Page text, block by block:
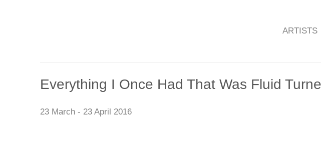
ARTISTS
Everything I Once Had That Was Fluid
23 March - 23 April 2016